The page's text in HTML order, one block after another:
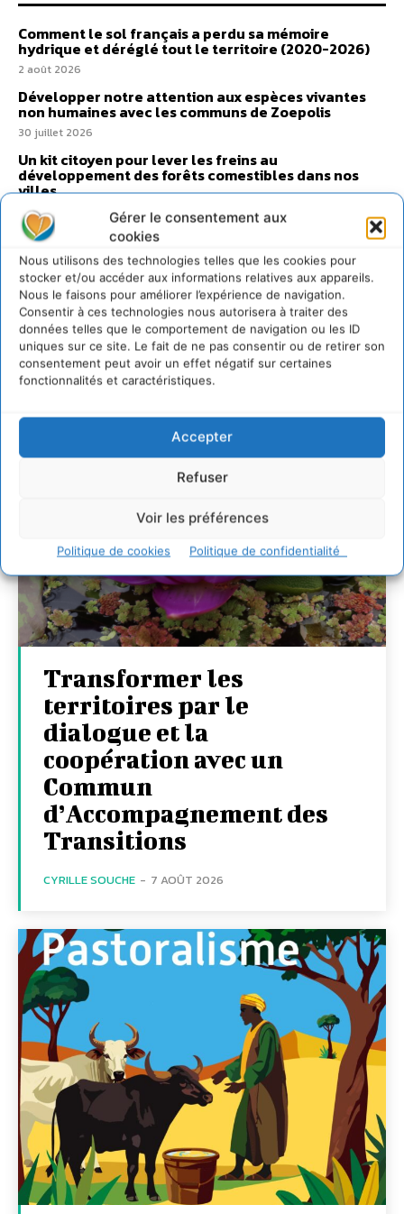
Gérer le consentement aux
cookies
Nous utilisons des technologies telles que les cookies pour
stocker et/ou accéder aux informations relatives aux appareils.
Nous le faisons pour améliorer l’expérience de navigation.
Consentir à ces technologies nous autorisera à traiter des
données telles que le comportement de navigation ou les ID
uniques sur ce site. Le fait de ne pas consentir ou de retirer son
consentement peut avoir un effet négatif sur certaines
fonctionnalités et caractéristiques.
Accepter
Refuser
Voir les préférences
Politique de cookies Politique de confidentialité
Comment le sol français a perdu sa mémoire
hydrique et déréglé tout le territoire (2020-2026)
2 août 2026
Développer notre attention aux espèces vivantes
non humaines avec les communs de Zoepolis
30 juillet 2026
Un kit citoyen pour lever les freins au
développement des forêts comestibles dans nos
villes
29 juillet 2026
L’éco-anxiété informe et l’éco-lucidité transforme
28 juillet 2026
7 indicateurs pour des villes résilientes et durables,
adaptées au changement climatique
27 juillet 2026
Transformer les
territoires par le
dialogue et la
coopération avec un
Commun
d’Accompagnement des
Transitions
CYRILLE SOUCHE - 7 AOÛT 2026